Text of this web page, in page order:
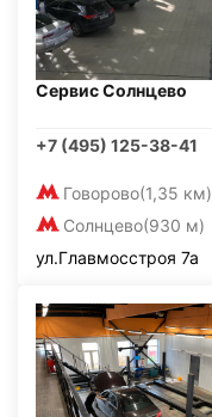
Сервис Солнцево
+7 (495) 125-38-41
Говорово(1,35 км)
Солнцево(930 м)
ул.Главмосстроя 7а